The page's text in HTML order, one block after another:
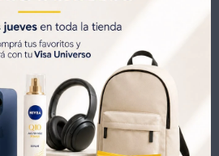
pueden interesar